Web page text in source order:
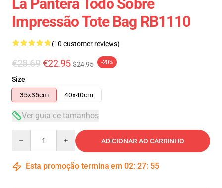
La Pantera Todo Sobre
Impressão Tote Bag RB1110
(10 customer reviews)
€28.69 €22.95 $24.95 -20%
Size
35x35cm
40x40cm
Ver guia de tamanhos
ADICIONAR AO CARRINHO
Esta promoção termina em 02: 27: 54